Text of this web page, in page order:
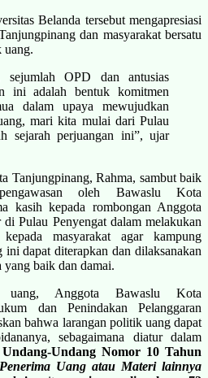
Belanda tersebut mengapresiasi
dan masyarakat bersatu
uang.
sejumlah OPD dan antusias
ini adalah bentuk komitmen
dalam upaya mewujudkan
mari kita mulai dari Pulau
sejarah perjuangan ini”, ujar
Tanjungpinang, Rahma, sambut baik
oleh Bawaslu Kota
kasih kepada rombongan Anggota
Pulau Penyengat dalam melakukan
masyarakat agar kampung
dapat diterapkan dan dilaksanakan
yang baik dan damai.
uang, Anggota Bawaslu Kota
dan Penindakan Pelanggaran
bahwa larangan politik uang dapat
sebagaimana diatur dalam
Undang-Undang Nomor 10 Tahun
Uang atau Materi lainnya